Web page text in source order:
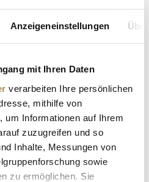
Anzeigeneinstellungen
mit Ihren Daten
verarbeiten Ihre persönlichen
mithilfe von
um Informationen auf Ihrem
zuzugreifen und so
Inhalte, Messungen von
sowie
zu ermöglichen. Sie